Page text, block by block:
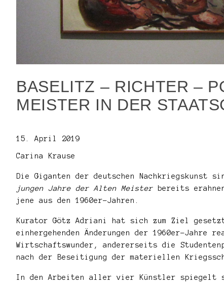
BASELITZ – RICHTER –
MEISTER IN DER
15. April 2019
Carina Krause
Die Giganten der deutschen
jungen Jahre der Alten Meister
bereits
jene aus den 1960er-Jahren.
Kurator Götz Adriani hat sich zum Ziel
einhergehenden Änderungen der 1960er-
Wirtschaftswunder, andererseits die
nach der Beseitigung der materiellen
In den Arbeiten aller vier Künstler spiegelt